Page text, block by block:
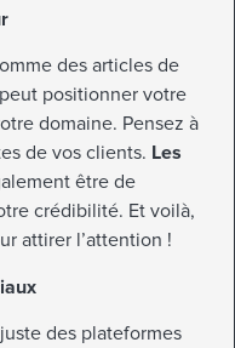
des articles de
positionner votre
domaine. Pensez à
de vos clients. Les
être de
crédibilité. Et voilà,
attirer l’attention !
des plateformes